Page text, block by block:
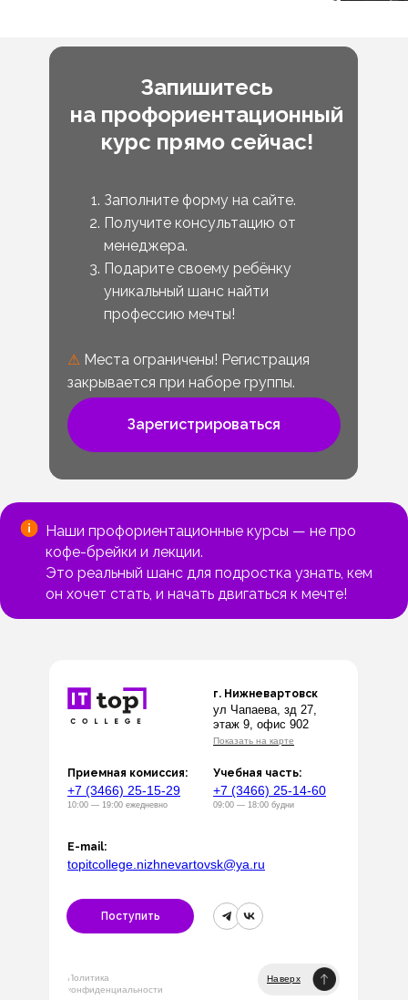
Запишитесь
на профориентационный
курс прямо сейчас!
Зарегистрироваться
Заполните форму на сайте.
Получите консультацию от
менеджера.
Подарите своему ребёнку
уникальный шанс найти
профессию мечты!
⚠ Места ограничены! Регистрация
закрывается при наборе группы.
Наши профориентационные курсы — не про
кофе-брейки и лекции.
Это реальный шанс для подростка узнать, кем
он хочет стать, и начать двигаться к мечте!
Наверх
Политика
конфиденциальности
10:00 — 19:00 ежедневно
г. Нижневартовск
topitcollege.nizhnevartovsk@ya.ru
E-mail:
Приемная комиссия:
09:00 — 18:00 будни
Учебная часть:
ул Чапаева, зд 27,
этаж 9, офис 902
Показать на карте
Поступить
+7 (3466) 25-14-60
+7 (3466) 25-15-29